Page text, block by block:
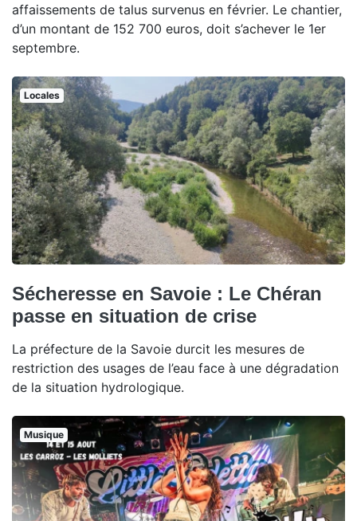
affaissements de talus survenus en février. Le chantier,
d’un montant de 152 700 euros, doit s’achever le 1er
septembre.
Locales
Sécheresse en Savoie : Le Chéran
passe en situation de crise
La préfecture de la Savoie durcit les mesures de
restriction des usages de l’eau face à une dégradation
de la situation hydrologique.
Musique